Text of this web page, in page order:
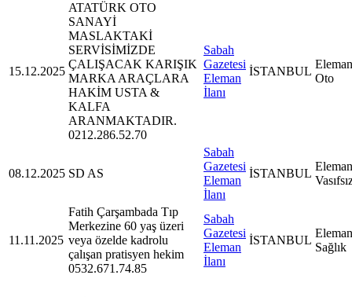
15.12.2025
ATATÜRK OTO
SANAYİ
MASLAKTAKİ
SERVİSİMİZDE
ÇALIŞACAK KARIŞIK
MARKA ARAÇLARA
HAKİM USTA &
KALFA
ARANMAKTADIR.
0212.286.52.70
Sabah
Gazetesi
Eleman
İlanı
İSTANBUL
Oto
08.12.2025 SD AS
Sabah
Gazetesi
Eleman
İlanı
İSTANBUL
11.11.2025
Fatih Çarşambada Tıp
Merkezine 60 yaş üzeri
veya özelde kadrolu
çalışan pratisyen hekim
0532.671.74.85
Sabah
Gazetesi
Eleman
İlanı
İSTANBUL
Sağlık